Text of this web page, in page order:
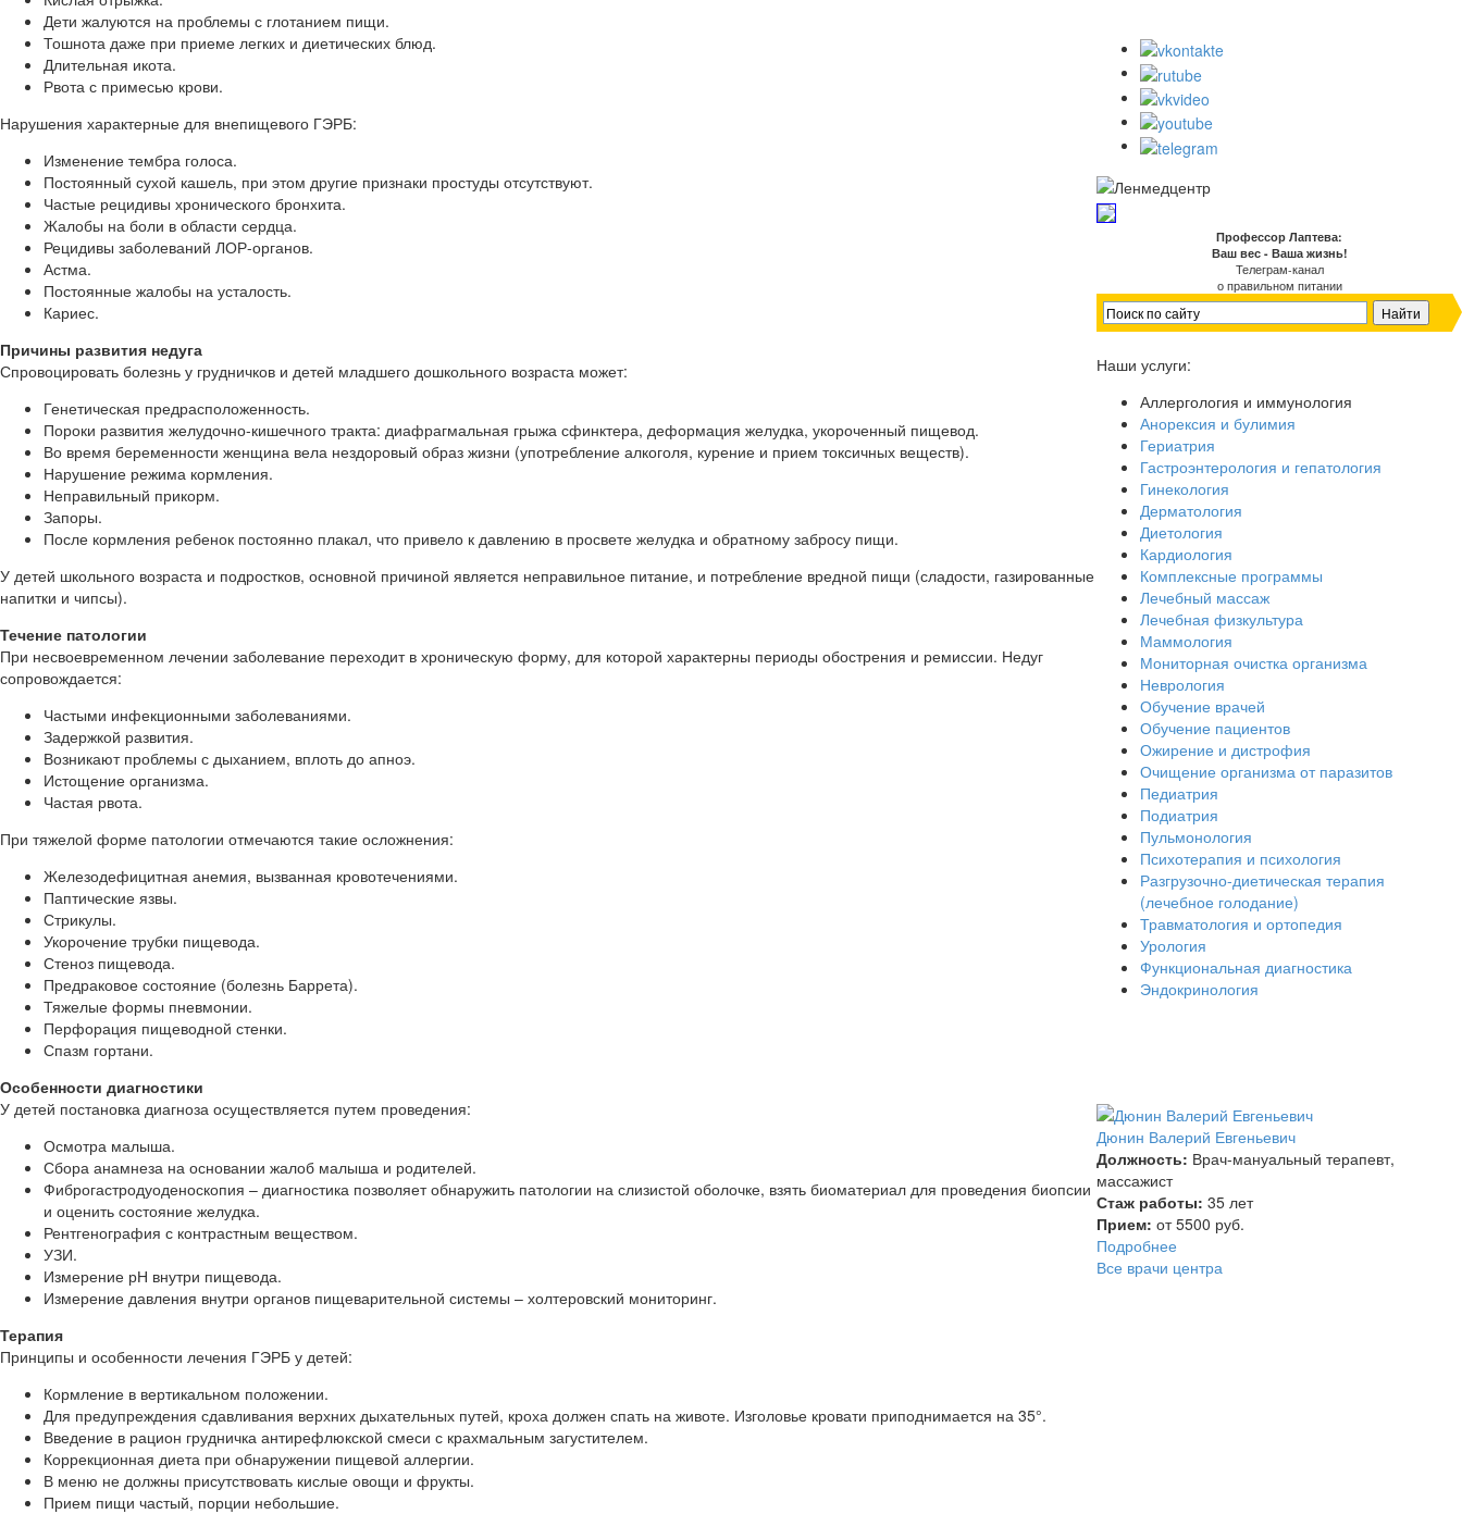
Дети жалуются на проблемы с глотанием пищи.
Тошнота даже при приеме легких и диетических блюд.
Длительная икота.
Рвота с примесью крови.
Нарушения характерные для внепищевого ГЭРБ:
Изменение тембра голоса.
Постоянный сухой кашель, при этом другие признаки простуды отсутствуют.
Частые рецидивы хронического бронхита.
Жалобы на боли в области сердца.
Рецидивы заболеваний ЛОР-органов.
Астма.
Постоянные жалобы на усталость.
Кариес.
Причины развития недуга
Спровоцировать болезнь у грудничков и детей младшего дошкольного возраста может:
Генетическая предрасположенность.
Пороки развития желудочно-кишечного тракта: диафрагмальная грыжа сфинктера, деформация желудка, укороченный пищевод.
Во время беременности женщина вела нездоровый образ жизни (употребление алкоголя, курение и прием токсичных веществ).
Нарушение режима кормления.
Неправильный прикорм.
Запоры.
После кормления ребенок постоянно плакал, что привело к давлению в просвете желудка и обратному забросу пищи.
У детей школьного возраста и подростков, основной причиной является неправильное питание, и потребление вредной пищи (сладости, газированные
напитки и чипсы).
Течение патологии
При несвоевременном лечении заболевание переходит в хроническую форму, для которой характерны периоды обострения и ремиссии. Недуг
сопровождается:
Частыми инфекционными заболеваниями.
Задержкой развития.
Возникают проблемы с дыханием, вплоть до апноэ.
Истощение организма.
Частая рвота.
При тяжелой форме патологии отмечаются такие осложнения:
Железодефицитная анемия, вызванная кровотечениями.
Паптические язвы.
Стрикулы.
Укорочение трубки пищевода.
Стеноз пищевода.
Предраковое состояние (болезнь Баррета).
Тяжелые формы пневмонии.
Перфорация пищеводной стенки.
Спазм гортани.
Особенности диагностики
У детей постановка диагноза осуществляется путем проведения:
Осмотра малыша.
Сбора анамнеза на основании жалоб малыша и родителей.
Фиброгастродуоденоскопия – диагностика позволяет обнаружить патологии на слизистой оболочке, взять биоматериал для проведения биопсии
и оценить состояние желудка.
Рентгенография с контрастным веществом.
УЗИ.
Измерение рН внутри пищевода.
Измерение давления внутри органов пищеварительной системы – холтеровский мониторинг.
Терапия
Принципы и особенности лечения ГЭРБ у детей:
Кормление в вертикальном положении.
Для предупреждения сдавливания верхних дыхательных путей, кроха должен спать на животе. Изголовье кровати приподнимается на 35°.
Введение в рацион грудничка антирефлюкской смеси с крахмальным загустителем.
Коррекционная диета при обнаружении пищевой аллергии.
В меню не должны присутствовать кислые овощи и фрукты.
Прием пищи частый, порции небольшие.
Профессор Лаптева:
Ваш вес - Ваша жизнь!
Телеграм-канал
о правильном питании
Наши услуги:
Аллергология и иммунология
Анорексия и булимия
Гериатрия
Гастроэнтерология и гепатология
Гинекология
Дерматология
Диетология
Кардиология
Комплексные программы
Лечебный массаж
Лечебная физкультура
Маммология
Мониторная очистка организма
Неврология
Обучение врачей
Обучение пациентов
Ожирение и дистрофия
Очищение организма от паразитов
Педиатрия
Подиатрия
Пульмонология
Психотерапия и психология
Разгрузочно-диетическая терапия
(лечебное голодание)
Травматология и ортопедия
Урология
Функциональная диагностика
Эндокринология
Дюнин Валерий Евгеньевич
Должность: Врач-мануальный терапевт,
массажист
Стаж работы: 35 лет
Прием: от 5500 руб.
Подробнее
Все врачи центра